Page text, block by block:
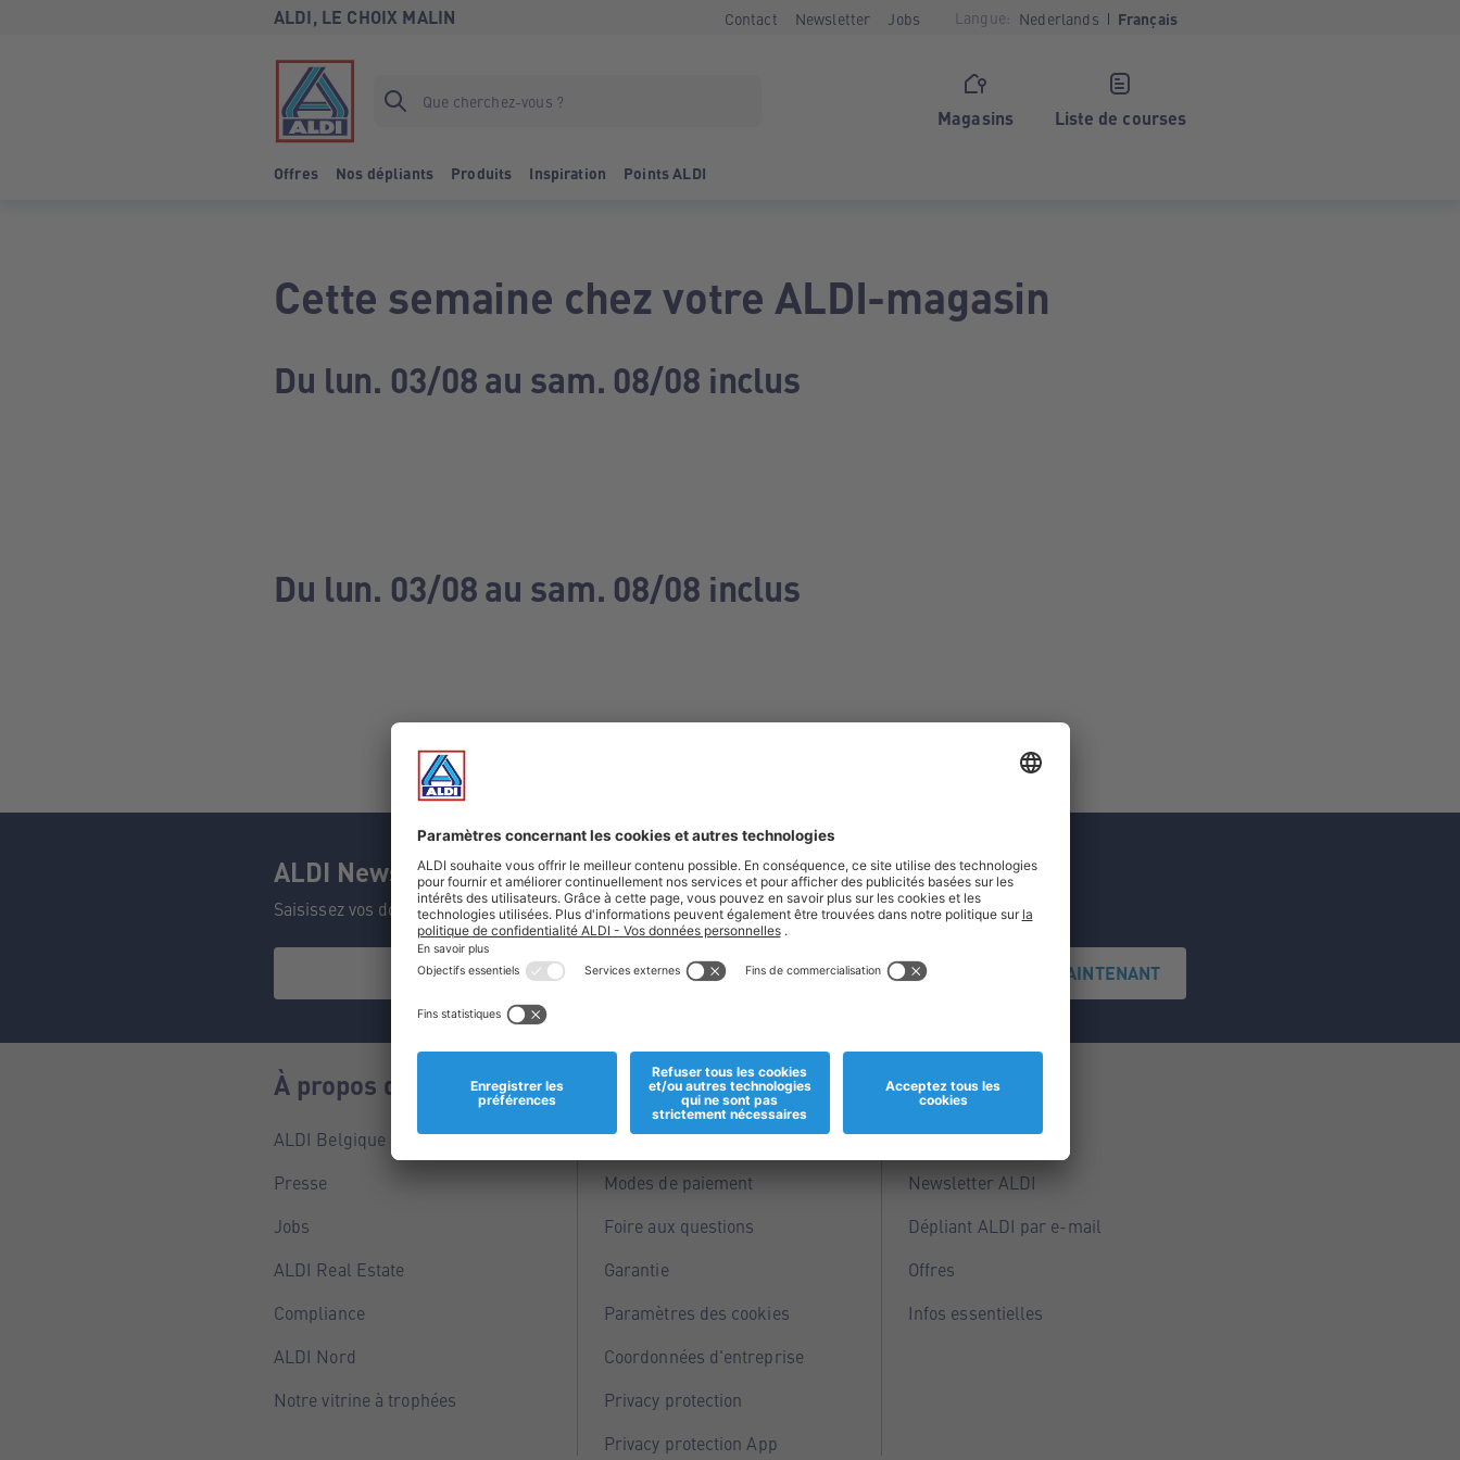
ALDI, LE CHOIX MALIN Contact Newsletter Jobs Langue: Nederlands Français
Magasins Liste de courses
Offres Nos dépliants Produits Inspiration Points ALDI
Cette semaine chez votre ALDI-magasin
Du lun. 03/08 au sam. 08/08 inclus
Du lun. 03/08 au sam. 08/08 inclus
ALDI Newsletter
Saisissez vos données et ne manquez aucune de nos offres.
S'INSCRIRE MAINTENANT
À propos de nous
ALDI Belgique
Presse
Jobs
ALDI Real Estate
Compliance
ALDI Nord
Notre vitrine à trophées
Informations
Magasins
Modes de paiement
Foire aux questions
Garantie
Paramètres des cookies
Coordonnées d'entreprise
Privacy protection
Privacy protection App
Service
Points ALDI
Newsletter ALDI
Dépliant ALDI par e-mail
Offres
Infos essentielles